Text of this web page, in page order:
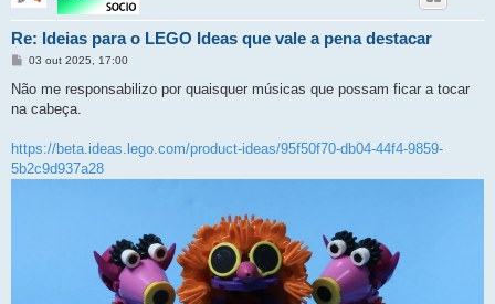
Re: Ideias para o LEGO Ideas que vale a pena destacar
Mensagem
03 out 2025, 17:00
Não me responsabilizo por quaisquer músicas que possam ficar a tocar
na cabeça.
https://beta.ideas.lego.com/product-ideas/95f50f70-db04-44f4-9859-
5b2c9d937a28